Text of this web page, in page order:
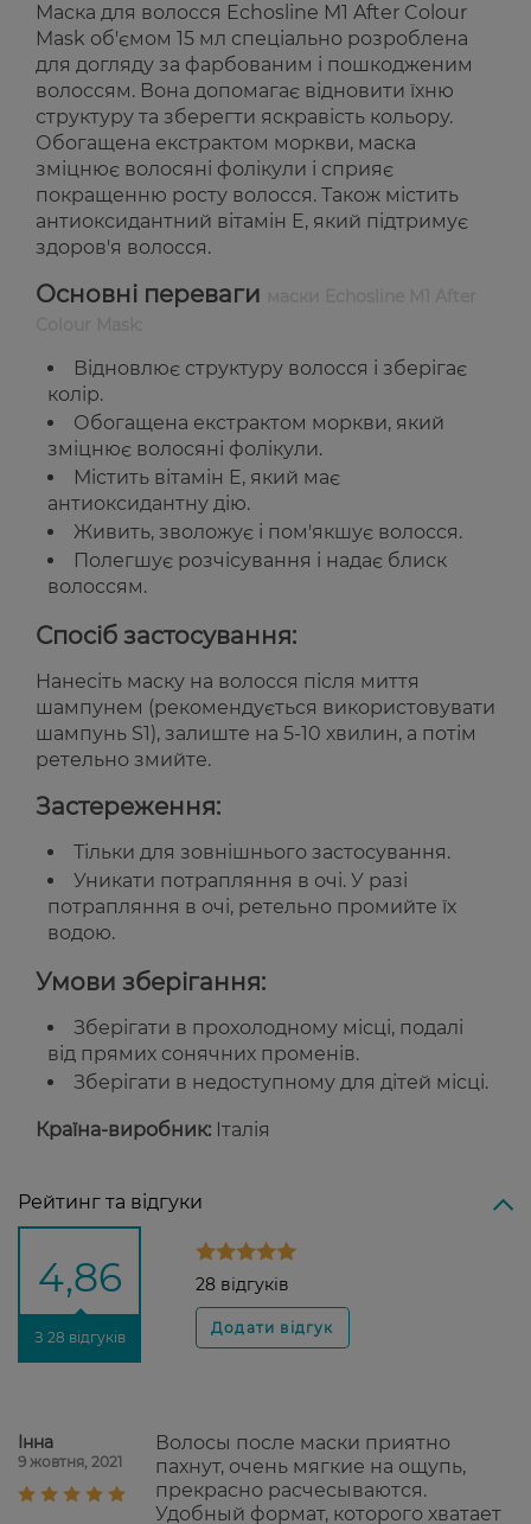
Маска для волосся Echosline M1 After Colour
Mask об'ємом 15 мл спеціально розроблена
для догляду за фарбованим і пошкодженим
волоссям. Вона допомагає відновити їхню
структуру та зберегти яскравість кольору.
Обогащена екстрактом моркви, маска
зміцнює волосяні фолікули і сприяє
покращенню росту волосся. Також містить
антиоксидантний вітамін E, який підтримує
здоров'я волосся.
Основні переваги
Відновлює структуру волосся і зберігає
колір.
Обогащена екстрактом моркви, який
зміцнює волосяні фолікули.
Містить вітамін E, який має
антиоксидантну дію.
Живить, зволожує і пом'якшує волосся.
Полегшує розчісування і надає блиск
волоссям.
Спосіб застосування:
Нанесіть маску на волосся після миття
шампунем (рекомендується використовувати
шампунь S1), залиште на 5-10 хвилин, а потім
ретельно змийте.
Застереження:
Тільки для зовнішнього застосування.
Уникати потрапляння в очі. У разі
потрапляння в очі, ретельно промийте їх
водою.
Умови зберігання:
Зберігати в прохолодному місці, подалі
від прямих сонячних променів.
Зберігати в недоступному для дітей місці.
Країна-виробник: Італія
Рейтинг та відгуки
4,86
З 28 відгуків
28 відгуків
Інна
9 жовтня, 2021
Волосы после маски приятно
пахнут, очень мягкие на ощупь,
прекрасно расчесываются.
Удобный формат, которого хватает